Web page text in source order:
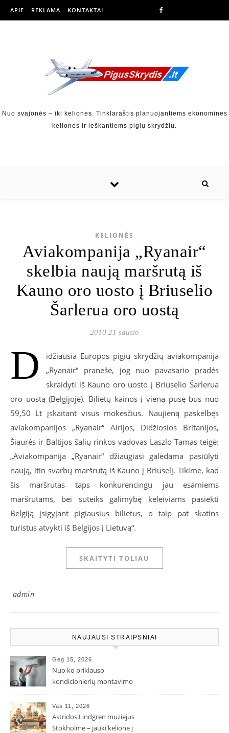
APIE REKLAMA KONTAKTAI
Nuo svajonės – iki kelionės. Tinklaraštis planuojantiems ekonomines
keliones ir ieškantiems pigių skrydžių.
KELIONĖS
Aviakompanija „Ryanair“
skelbia naują maršrutą iš
Kauno oro uosto į Briuselio
Šarlerua oro uostą
2010 21 sausio
D
idžiausia Europos pigių skrydžių aviakompanija
„Ryanair“ pranešė, jog nuo pavasario pradės
skraidyti iš Kauno oro uosto į Briuselio Šarlerua
oro uostą (Belgijoje). Bilietų kainos į vieną pusę bus nuo
59,50 Lt įskaitant visus mokesčius. Naujieną paskelbęs
aviakompanijos „Ryanair“ Airijos, Didžiosios Britanijos,
Šiaurės ir Baltijos šalių rinkos vadovas Laszlo Tamas teigė:
„Aviakompanija „Ryanair“ džiaugiasi galėdama pasiūlyti
naują, itin svarbų maršrutą iš Kauno į Briuselį. Tikime, kad
šis maršrutas taps konkurencingu jau esamiems
maršrutams, bei suteiks galimybę keleiviams pasiekti
Belgiją įsigyjant pigiausius bilietus, o taip pat skatins
turistus atvykti iš Belgijos į Lietuvą“.
SKAITYTI TOLIAU
admin
NAUJAUSI STRAIPSNIAI
Geg 15, 2026
Nuo ko priklauso
kondicionierių montavimo
Vas 11, 2026
Astridos Lindgren muziejus
Stokholme – jauki kelionė į